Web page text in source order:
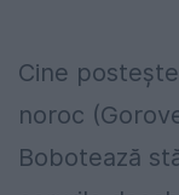
Cine
noroc
Bobotează